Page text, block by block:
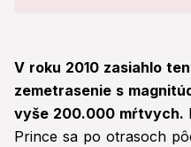
V roku 2010 zasiahlo
zemetrasenie s
vyše 200.000 mŕtvych.
Prince sa po otrasoch